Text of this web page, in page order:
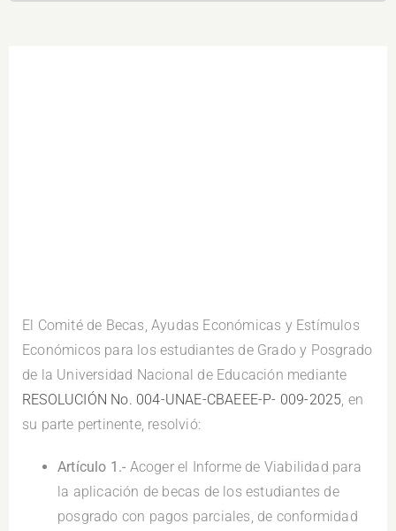
El Comité de Becas, Ayudas Económicas y Estímulos
Económicos para los estudiantes de Grado y Posgrado
de la Universidad Nacional de Educación mediante
RESOLUCIÓN No. 004-UNAE-CBAEEE-P- 009-2025 , en
su parte pertinente, resolvió:
Artículo 1.- Acoger el Informe de Viabilidad para
la aplicación de becas de los estudiantes de
posgrado con pagos parciales, de conformidad